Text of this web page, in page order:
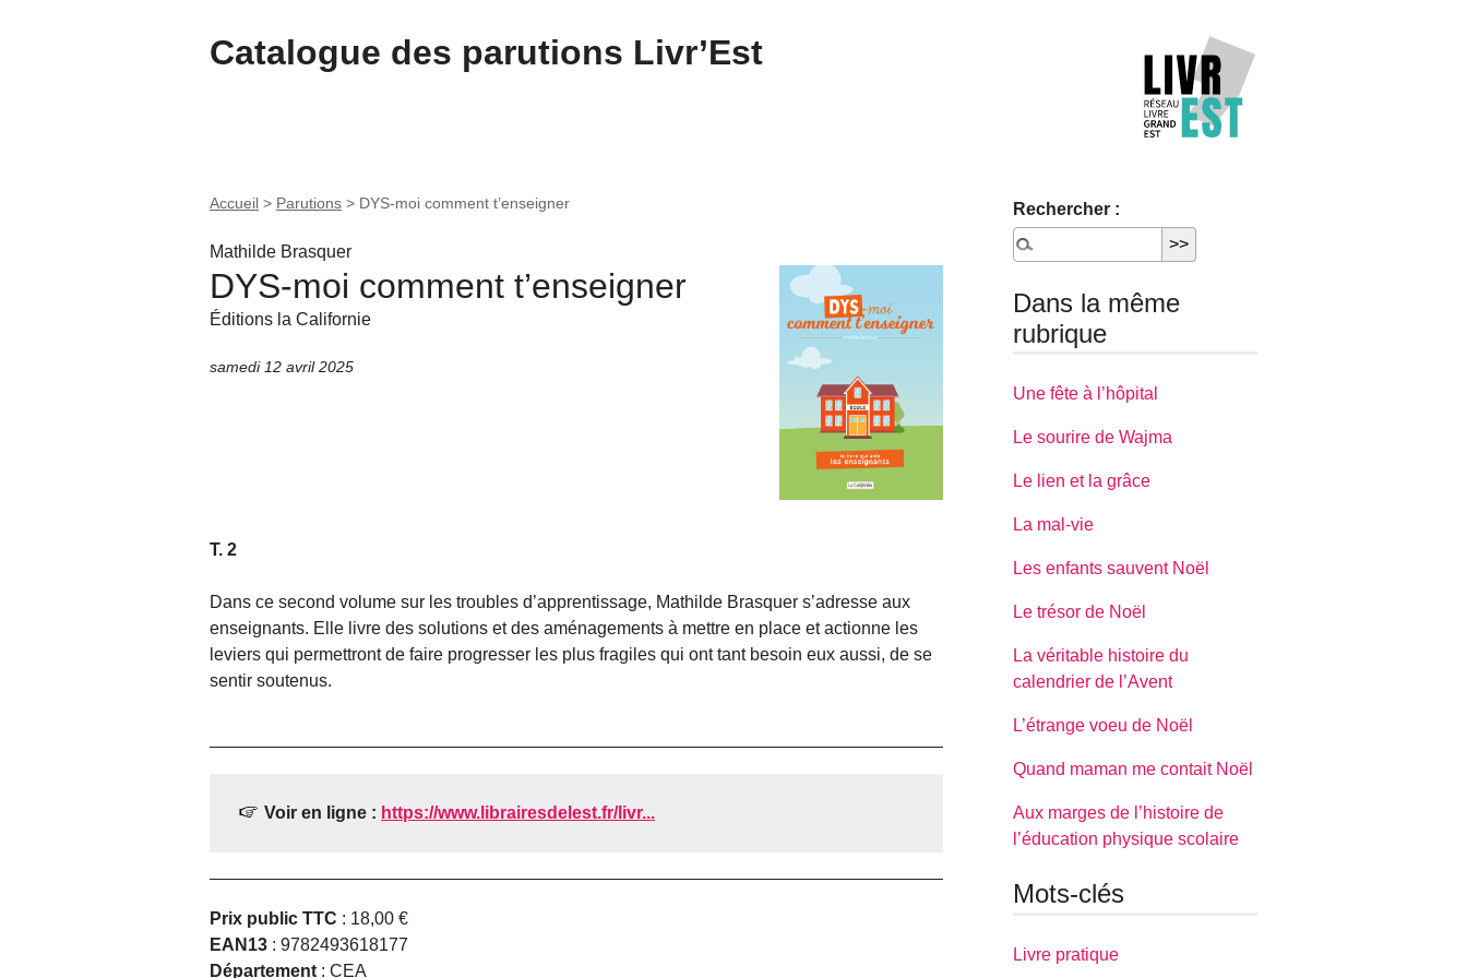
Catalogue des parutions Livr’Est
Accueil > Parutions > DYS-moi comment t’enseigner
Mathilde Brasquer
DYS-moi comment t’enseigner
Éditions la Californie
samedi 12 avril 2025
T. 2
Dans ce second volume sur les troubles d’apprentissage, Mathilde Brasquer s’adresse aux
enseignants. Elle livre des solutions et des aménagements à mettre en place et actionne les
leviers qui permettront de faire progresser les plus fragiles qui ont tant besoin eux aussi, de se
sentir soutenus.
Voir en ligne : https://www.librairesdelest.fr/livr...
Prix public TTC : 18,00 €
EAN13 : 9782493618177
Département : CEA
Rechercher :
Dans la même
rubrique
Une fête à l’hôpital
Le sourire de Wajma
Le lien et la grâce
La mal-vie
Les enfants sauvent Noël
Le trésor de Noël
La véritable histoire du
calendrier de l’Avent
L’étrange voeu de Noël
Quand maman me contait Noël
Aux marges de l’histoire de
l’éducation physique scolaire
Mots-clés
Livre pratique